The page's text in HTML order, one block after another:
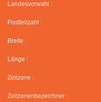
Landesvorwahl :
Postleitzahl :
Breite :
Länge :
Zeitzone :
Zeitzonenbezeichner :